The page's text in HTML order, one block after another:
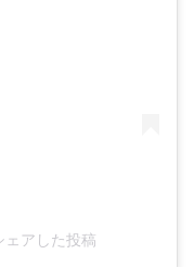
アした投稿